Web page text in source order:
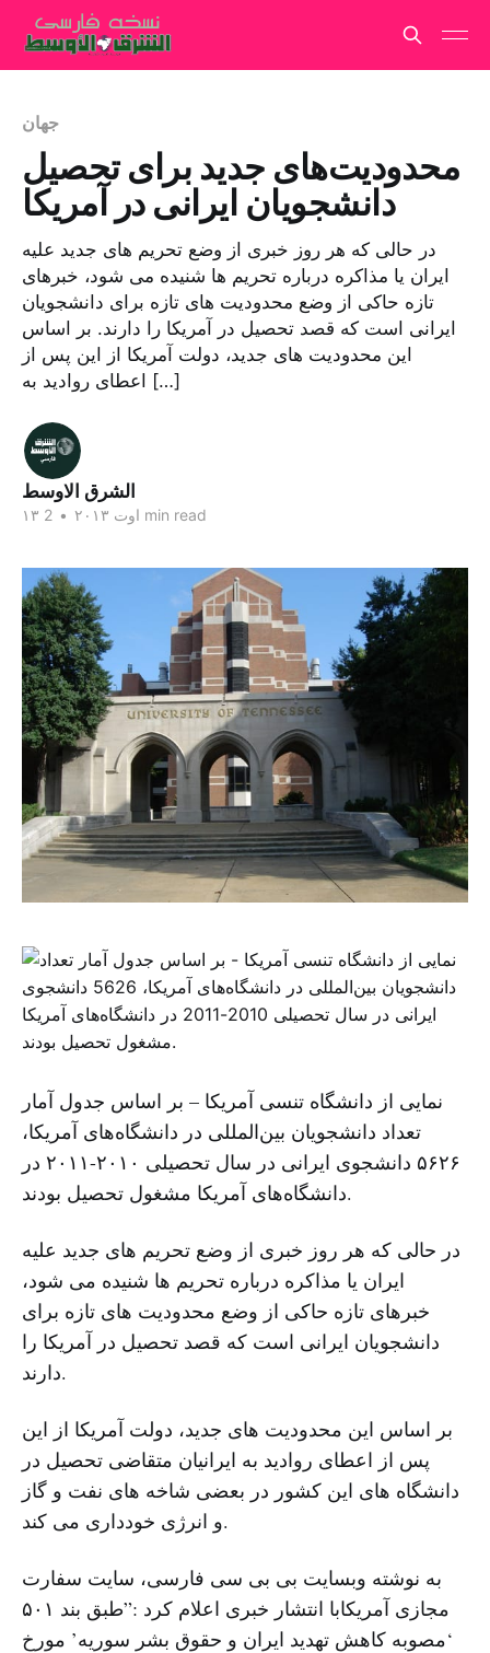
جهان
محدودیت‌های جدید برای تحصیل
دانشجویان ایرانی در آمریکا
در حالی که هر روز خبری از وضع تحریم های جدید علیه
ایران یا مذاکره درباره تحریم ها شنیده می شود، خبرهای
تازه حاکی از وضع محدودیت های تازه برای دانشجویان
ایرانی است که قصد تحصیل در آمریکا را دارند. بر اساس
این محدودیت های جدید، دولت آمریکا از این پس از
اعطای روادید به […]
الشرق الاوسط
۱۳ اوت ۲۰۱۳ • 2 min read
نمایی از دانشگاه تنسی آمریکا – بر اساس جدول آمار
تعداد دانشجویان بین‌المللی در دانشگاه‌های آمریکا،
‌۵۶۲۶ دانشجوی ایرانی در سال تحصیلی ۲۰۱۰-۲۰۱۱ در
دانشگاه‌های آمریکا مشغول تحصیل بودند.
در حالی که هر روز خبری از وضع تحریم های جدید علیه
ایران یا مذاکره درباره تحریم ها شنیده می شود،
خبرهای تازه حاکی از وضع محدودیت های تازه برای
دانشجویان ایرانی است که قصد تحصیل در آمریکا را
دارند.
بر اساس این محدودیت های جدید، دولت آمریکا از این
پس از اعطای روادید به ایرانیان متقاضی تحصیل در
دانشگاه های این کشور در بعضی شاخه های نفت و گاز
و انرژی خودداری می کند.
به نوشته وبسایت بی بی سی فارسی، سایت سفارت
مجازی آمریکابا انتشار خبری اعلام کرد :”طبق بند ۵٠١
‘مصوبه کاهش تهدید ایران و حقوق بشر سوریه’ مورخ